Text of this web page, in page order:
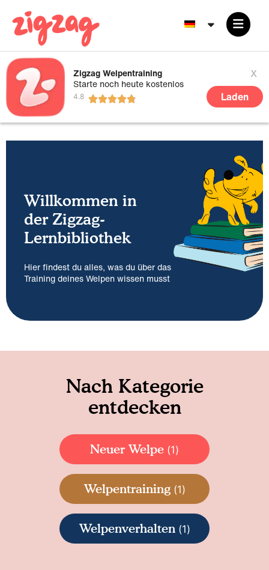
Zigzag Welpentraining
Starte noch heute kostenlos
x
Laden
Willkommen in
der Zigzag-
Lernbibliothek
Hier findest du alles, was du über das
Training deines Welpen wissen musst
Nach Kategorie
entdecken
Neuer Welpe (1)
Welpentraining(1)
Welpenverhalten(1)